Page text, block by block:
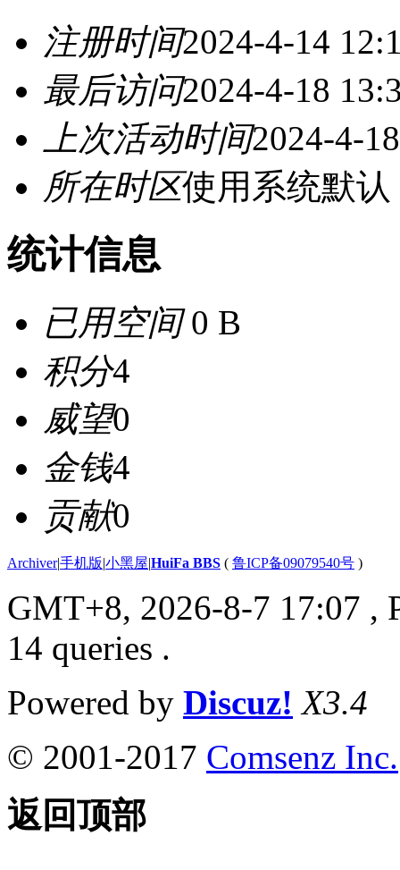
注册时间2024-4-14
最后访问2024-4-18
上次活动时间2024-4-
所在时区使用系统默认
统计信息
已用空间0 B
积分4
威望0
金钱4
贡献0
Archiver|手机版|小黑屋|HuiFa BBS ( 鲁ICP备09079540号 )
GMT+8, 2026-8-7 17:07 ,
14 queries .
Powered by Discuz! X3.4
© 2001-2017 Comsenz Inc.
返回顶部